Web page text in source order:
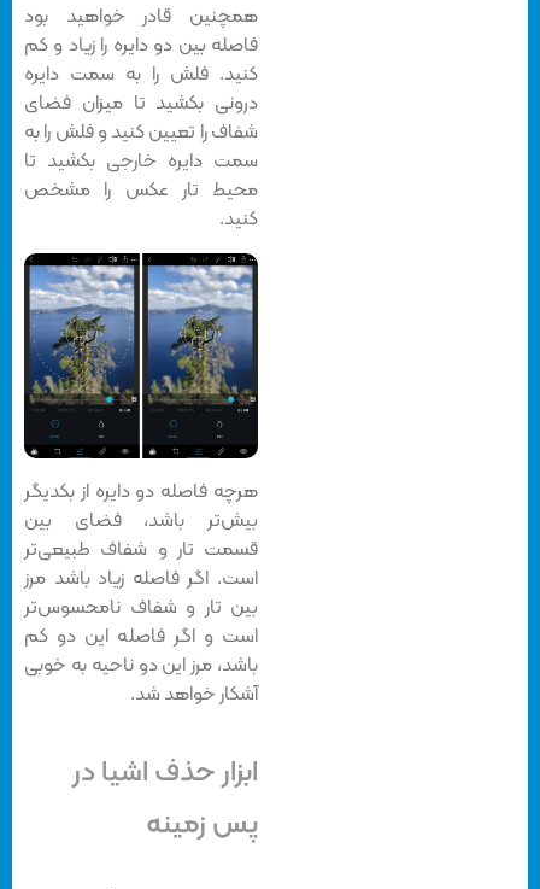
همچنین قادر خواهید بود
فاصله بین دو دایره را زیاد و کم
کنید. فلش را به سمت دایره
درونی بکشید تا میزان فضای
شفاف را تعیین کنید و فلش را به
سمت دایره خارجی بکشید تا
محیط تار عکس را مشخص
کنید.
هرچه فاصله دو دایره از بکدیگر
بیش‌تر باشد، فضای بین
قسمت تار و شفاف طبیعی‌تر
است. اگر فاصله زیاد باشد مرز
بین تار و شفاف نامحسوس‌تر
است و اگر فاصله این دو کم
باشد، مرز این دو ناحیه به خوبی
آشکار خواهد شد.
ابزار حذف اشیا در
پس زمینه